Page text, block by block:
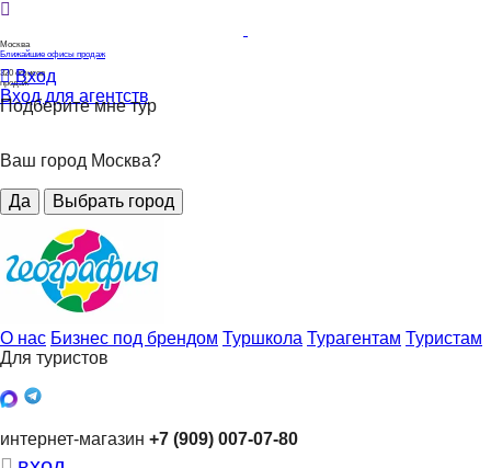
Москва
Ближайшие офисы продаж
320 офисов
продаж
Вход
Вход для агентств
Подберите мне тур
Ваш город Москва?
Да Выбрать город
О нас Бизнес под брендом Туршкола Турагентам Туристам
Для туристов
интернет-магазин +7 (909) 007-07-80